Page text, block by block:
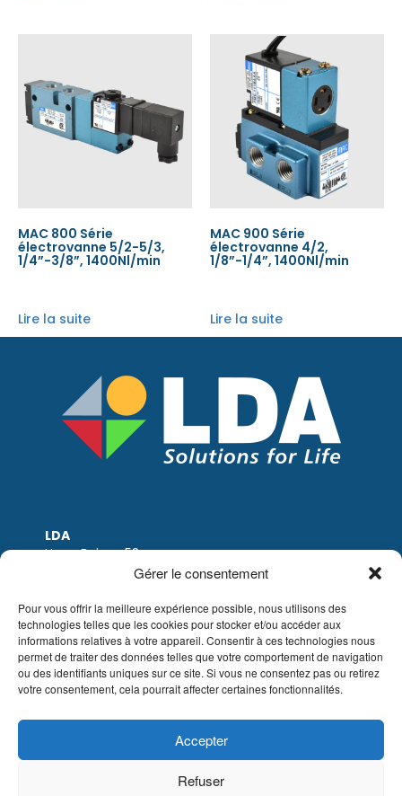
Gérer le consentement
Pour vous offrir la meilleure expérience possible, nous utilisons des
technologies telles que les cookies pour stocker et/ou accéder aux
informations relatives à votre appareil. Consentir à ces technologies nous
permet de traiter des données telles que votre comportement de navigation
ou des identifiants uniques sur ce site. Si vous ne consentez pas ou retirez
votre consentement, cela pourrait affecter certaines fonctionnalités.
Accepter
Refuser
MAC 800 Série
électrovanne 5/2-5/3,
1/4”-3/8”, 1400Nl/min
Lire la suite
MAC 900 Série
électrovanne 4/2,
1/8”-1/4”, 1400Nl/min
Lire la suite
LDA
Hoge Buizen 53
TVA: BE0405.895.609
IBAN: KBC / BE51 7340 2410 9862
BIC: KBC / KREDBEBB
Mentions légales|Avis de non-responsabilité
par e-mail|Conditions de vente
© LDA Belgium, tous droits réservés.